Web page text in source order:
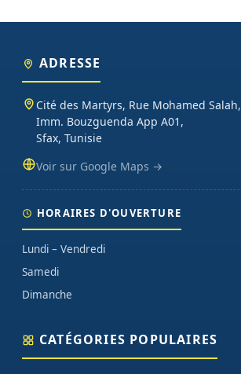
ADRESSE
Cité des Martyrs, Rue Mohamed Salah,
Imm. Bouzguenda App A01,
Sfax, Tunisie
Voir sur Google Maps →
HORAIRES D'OUVERTURE
Lundi – Vendredi
Samedi
Dimanche
CATÉGORIES POPULAIRES